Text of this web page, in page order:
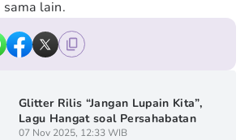
lain.
Glitter Rilis “Jangan Lupain Kita”,
Lagu Hangat soal Persahabatan
07 Nov 2025, 12:33 WIB